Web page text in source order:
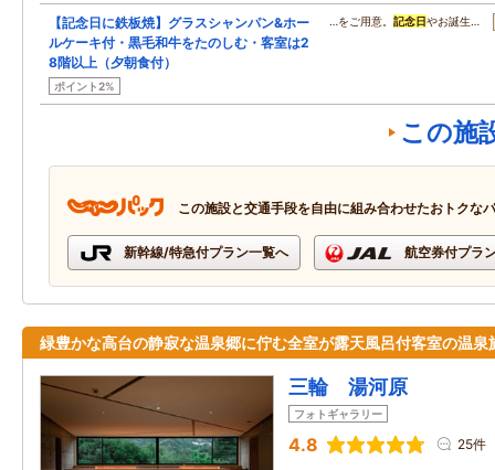
【記念日に鉄板焼】グラスシャンパン&ホー
ルケーキ付・黒毛和牛をたのしむ・客室は2
8階以上（夕朝食付）
ポイント2%
…をご用意。 記念日やお誕生…
この施
この施設と交通手段を自由に組み合わせたおトクな
新幹線/特急付プラン一覧へ 航空券付プラ
緑豊かな高台の静寂な温泉郷に佇む全室が露天風呂付客室の温泉
三輪 湯河原
フォトギャラリー
4.8 25件